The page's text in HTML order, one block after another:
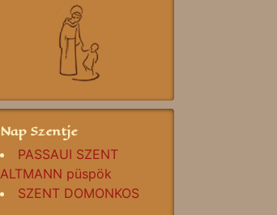
Nap Szentje
PASSAUI SZENT
ALTMANN püspök
SZENT DOMONKOS